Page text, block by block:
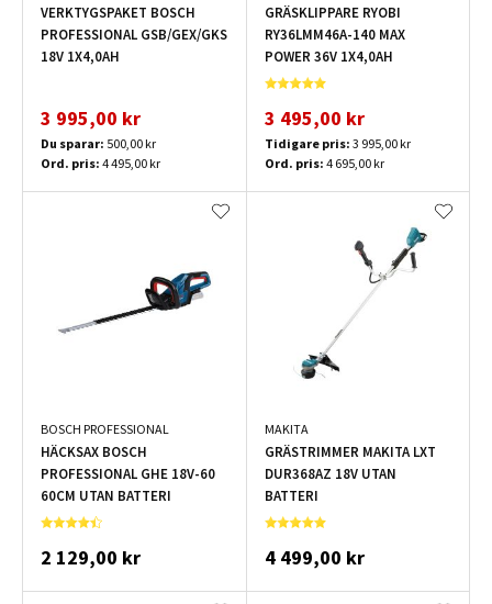
VERKTYGSPAKET BOSCH
PROFESSIONAL GSB/GEX/GKS
18V 1X4,0AH
3 995,00 kr
Du sparar: 500,00 kr
Ord. pris: 4 495,00 kr
GRÄSKLIPPARE RYOBI
RY36LMM46A-140 MAX
POWER 36V 1X4,0AH
3 495,00 kr
Tidigare pris: 3 995,00 kr
Ord. pris: 4 695,00 kr
BOSCH PROFESSIONAL
HÄCKSAX BOSCH
PROFESSIONAL GHE 18V-60
60CM UTAN BATTERI
2 129,00 kr
MAKITA
GRÄSTRIMMER MAKITA LXT
DUR368AZ 18V UTAN
BATTERI
4 499,00 kr